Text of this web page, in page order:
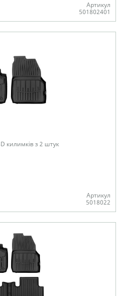
Артикул
501802401
килимків з 2 штук
Артикул
5018022